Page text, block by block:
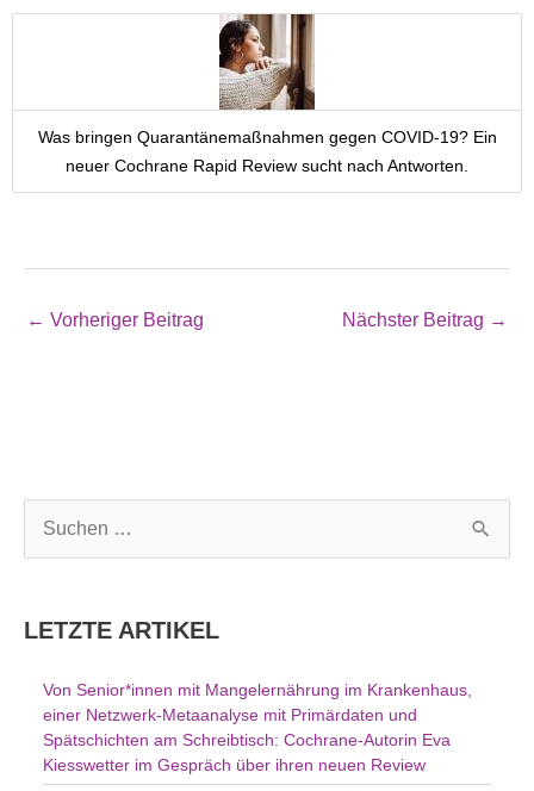
Was bringen Quarantänemaßnahmen gegen COVID-19? Ein
neuer Cochrane Rapid Review sucht nach Antworten.
← Vorheriger Beitrag Nächster Beitrag →
u
e
LETZTE ARTIKEL
Von Senior*innen mit Mangelernährung im Krankenhaus,
einer Netzwerk-Metaanalyse mit Primärdaten und
Spätschichten am Schreibtisch: Cochrane-Autorin Eva
Kiesswetter im Gespräch über ihren neuen Review